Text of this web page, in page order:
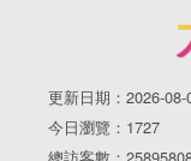
更新日期：2026-08-
今日瀏覽：1727